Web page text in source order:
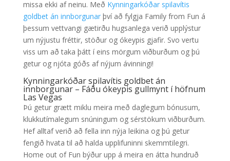
missa ekki af neinu. Með Kynningarkóðar spilavítis
goldbet án innborgunarþví að fylgja Family from Fun á
þessum vettvangi gætirðu hugsanlega verið upplýstur
um nýjustu fréttir, stöður og ókeypis gjafir. Svo vertu
viss um að taka þátt í eins mörgum viðburðum og þú
getur og njóta góðs af nýjum ávinningi!
Kynningarkóðar spilavítis goldbet án
innborgunar – Fáðu ókeypis gullmynt í höfnum
Las Vegas
Þú getur grætt miklu meira með daglegum bónusum,
klukkutímalegum snúningum og sérstökum viðburðum.
Hef alltaf verið að fella inn nýja leikina og þú getur
fengið hvata til að halda upplifuninni skemmtilegri.
Home out of Fun býður upp á meira en átta hundruð